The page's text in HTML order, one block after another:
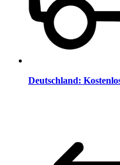
Deutschland: